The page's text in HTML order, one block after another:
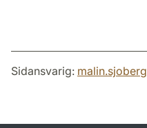
Sidansvarig: malin.sjoberg